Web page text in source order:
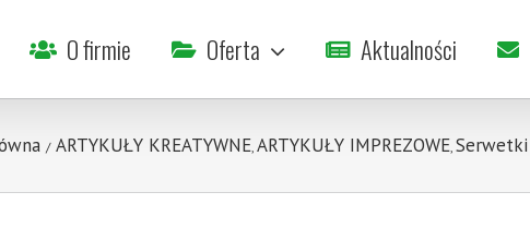
O firmie Oferta Aktualności
/ ARTYKUŁY KREATYWNE, ARTYKUŁY IMPREZOWE, Serwetki